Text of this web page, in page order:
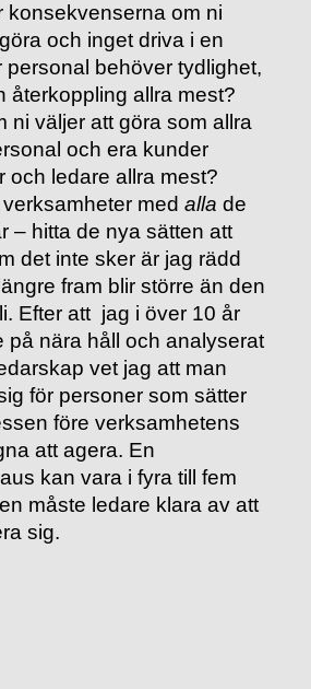
konsekvenserna om ni
och inget driva i en
personal behöver tydlighet,
återkoppling allra mest?
ni väljer att göra som allra
och era kunder
och ledare allra mest?
med alla de
– hitta de nya sätten att
det inte sker är jag rädd
fram blir större än den
Efter att jag i över 10 år
på nära håll och analyserat
vet jag att man
för personer som sätter
före verksamhetens
att agera. En
kan vara i fyra till fem
måste ledare klara av att
sig.